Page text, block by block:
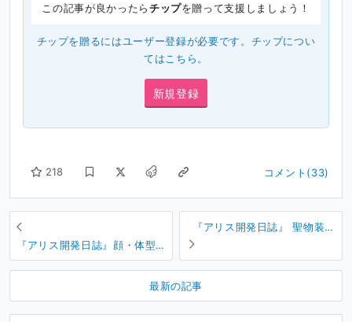
この記事が良かったらチップを贈って支援しましょう！
チップを贈るにはユーザー登録が必要です。チップについ
てはこちら。
新規登録
218 コメント(33)
『アリス開発日誌』顔・体型
調整 / 器官内異物 / 生理行動
『アリス開発日誌』 聖物装備
最新の記事